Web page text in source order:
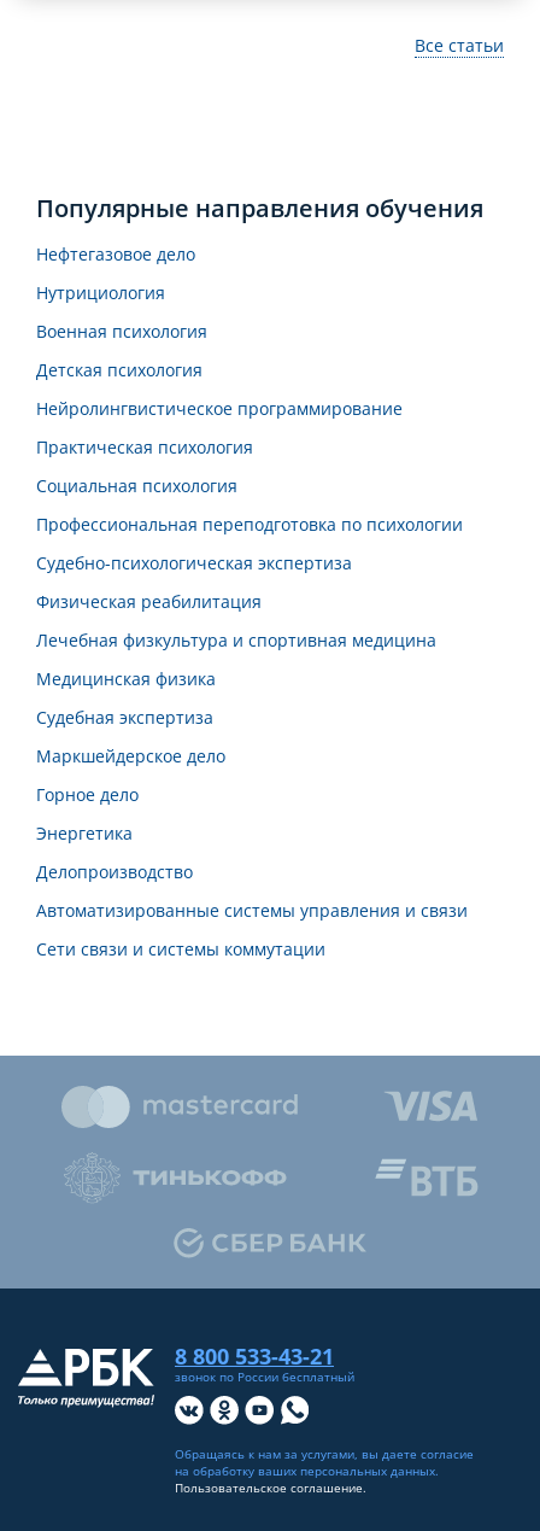
Все статьи
Популярные направления обучения
Нефтегазовое дело
Нутрициология
Военная психология
Детская психология
Нейролингвистическое программирование
Практическая психология
Социальная психология
Профессиональная переподготовка по психологии
Судебно-психологическая экспертиза
Физическая реабилитация
Лечебная физкультура и спортивная медицина
Медицинская физика
Судебная экспертиза
Маркшейдерское дело
Горное дело
Энергетика
Делопроизводство
Автоматизированные системы управления и связи
Сети связи и системы коммутации
8 800 533-43-21
звонок по России бесплатный
Обращаясь к нам за услугами, вы даете согласие
на обработку ваших персональных данных.
Пользовательское соглашение.